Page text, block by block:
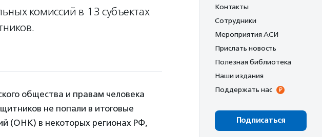
комиссий в 13 субъектах
общества и правам человека
не попали в итоговые
(ОНК) в некоторых регионах РФ,
Контакты
Сотрудники
Мероприятия АСИ
Прислать новость
Полезная библиотека
Наши издания
Поддержать нас
Подписаться